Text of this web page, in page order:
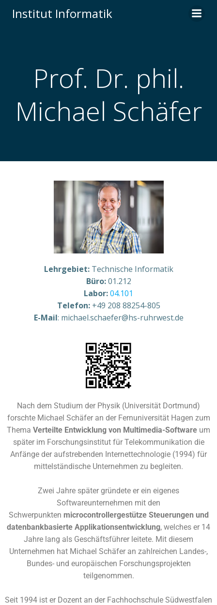
Institut Informatik
Prof. Dr. phil.
Michael Schäfer
Lehrgebiet:Technische Informatik
Büro:01.212
Labor:04.101
Telefon:+49 208 88254-805
E-Mail: michael.schaefer@hs-ruhrwest.de
Nach dem Studium der Physik (Universität Dortmund)
forschte Michael Schäfer an der Fernuniversität Hagen zum
Thema Verteilte Entwicklung von Multimedia-Software um
später im Forschungsinstitut für Telekommunikation die
Anfänge der aufstrebenden Internettechnologie (1994) für
mittelständische Unternehmen zu begleiten.
Zwei Jahre später gründete er ein eigenes
Softwareunternehmen mit den
Schwerpunkten microcontrollergestütze Steuerungen und
datenbankbasierte Applikationsentwicklung, welches er 14
Jahre lang als Geschäftsführer leitete. Mit diesem
Unternehmen hat Michael Schäfer an zahlreichen Landes-,
Bundes- und europäischen Forschungsprojekten
teilgenommen.
Seit 1994 ist er Dozent an der Fachhochschule Südwestfalen